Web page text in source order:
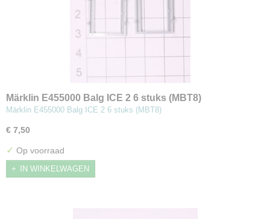
Märklin E455000 Balg ICE 2 6 stuks (MBT8)
Märklin E455000 Balg ICE 2 6 stuks (MBT8)
€ 7,50
✓ Op voorraad
IN WINKELWAGEN